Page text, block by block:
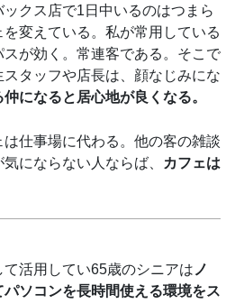
クス店で1日中いるのはつまら
変えている。私が常用している
が効く。常連客である。そこで
タッフや店長は、顔なじみにな
になると居心地が良くなる。
仕事場に代わる。他の客の雑談
にならない人ならば、
カフェは
活用してい65歳のシニアは ノ
ソコンを長時間使える環境をス